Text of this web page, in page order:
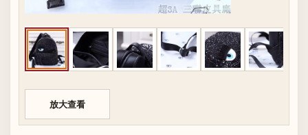
放大查看